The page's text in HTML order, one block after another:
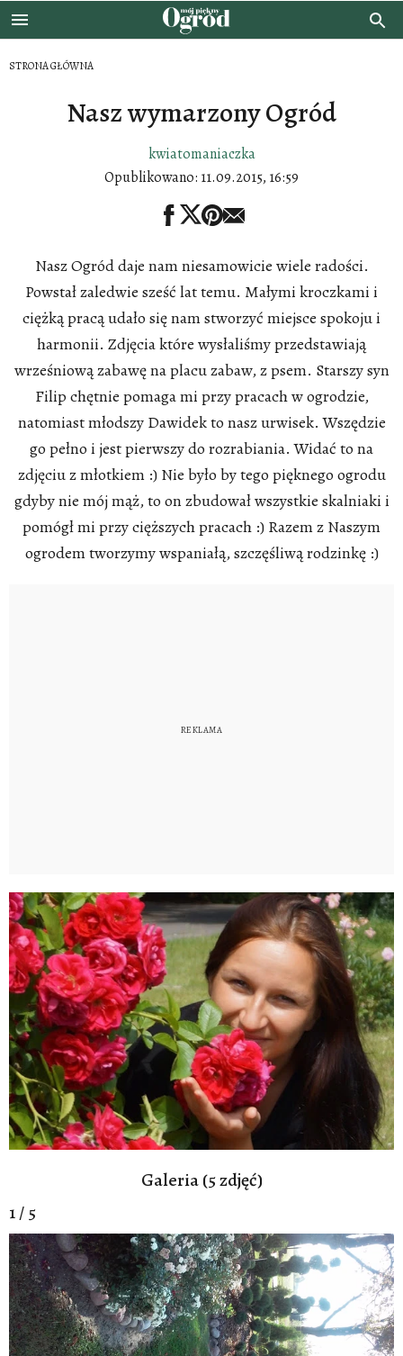
STRONA GŁÓWNA
Nasz wymarzony Ogród
kwiatomaniaczka
Opublikowano: 11.09.2015, 16:59
Nasz Ogród daje nam niesamowicie wiele radości.
Powstał zaledwie sześć lat temu. Małymi kroczkami i
ciężką pracą udało się nam stworzyć miejsce spokoju i
harmonii. Zdjęcia które wysłaliśmy przedstawiają
wrześniową zabawę na placu zabaw, z psem. Starszy syn
Filip chętnie pomaga mi przy pracach w ogrodzie,
natomiast młodszy Dawidek to nasz urwisek. Wszędzie
go pełno i jest pierwszy do rozrabiania. Widać to na
zdjęciu z młotkiem :) Nie było by tego pięknego ogrodu
gdyby nie mój mąż, to on zbudował wszystkie skalniaki i
pomógł mi przy cięższych pracach :) Razem z Naszym
ogrodem tworzymy wspaniałą, szczęśliwą rodzinkę :)
Galeria (5 zdjęć)
1 / 5